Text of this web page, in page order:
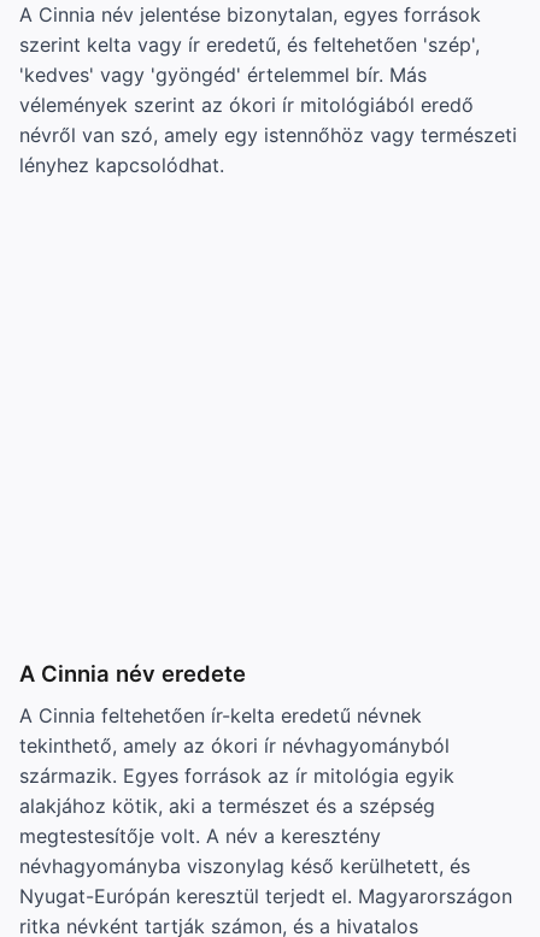
A Cinnia név jelentése bizonytalan, egyes források
szerint kelta vagy ír eredetű, és feltehetően 'szép',
'kedves' vagy 'gyöngéd' értelemmel bír. Más
vélemények szerint az ókori ír mitológiából eredő
névről van szó, amely egy istennőhöz vagy természeti
lényhez kapcsolódhat.
A Cinnia név eredete
A Cinnia feltehetően ír-kelta eredetű névnek
tekinthető, amely az ókori ír névhagyományból
származik. Egyes források az ír mitológia egyik
alakjához kötik, aki a természet és a szépség
megtestesítője volt. A név a keresztény
névhagyományba viszonylag késő kerülhetett, és
Nyugat-Európán keresztül terjedt el. Magyarországon
ritka névként tartják számon, és a hivatalos